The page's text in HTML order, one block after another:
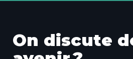
On discute